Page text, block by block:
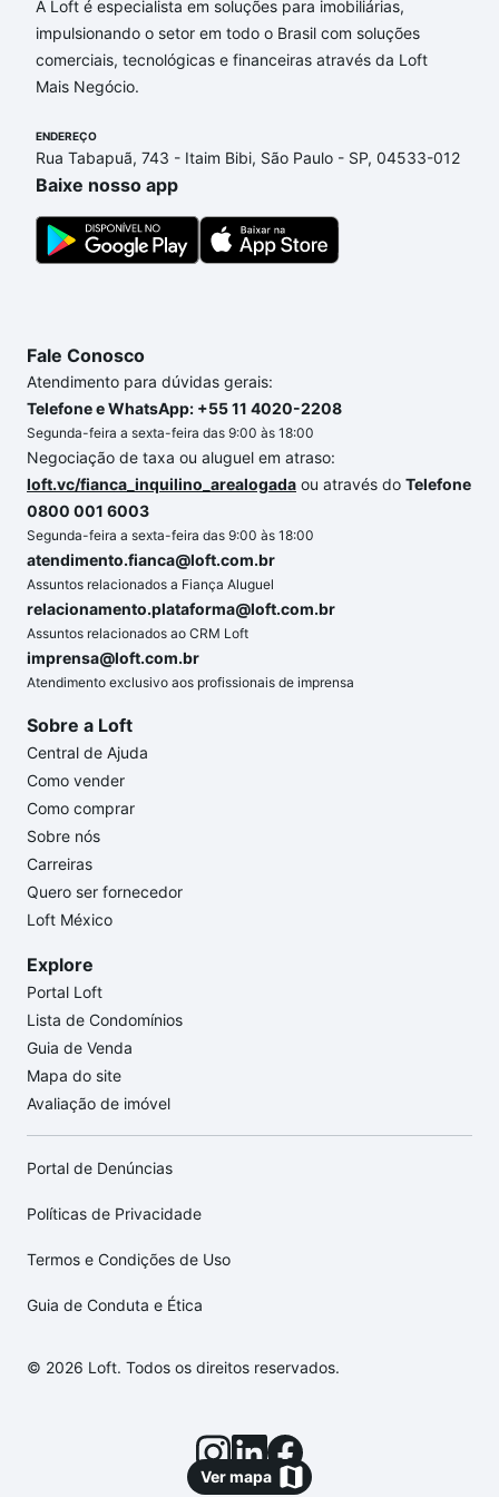
Ver mapa
Aqui na Loft temos a oferta ideal para você, com
Imóveis com 3 banheiros à venda em Jardim Alto da
Cidade Universitária, Campinas, SP que custam a
financiamento imobiliário as parcelas podem se
adequar ao seu orçamento. Se ainda tem alguma
dúvida dos custos envolvidos no processo de
compra, veja em nosso portal quanto custa comprar
um apartamento e conte com a gente para comprar
A Loft é especialista em soluções para imobiliárias,
impulsionando o setor em todo o Brasil com soluções
comerciais, tecnológicas e financeiras através da Loft
Mais Negócio.
ENDEREÇO
Rua Tabapuã, 743 - Itaim Bibi, São Paulo - SP, 04533-012
Baixe nosso app
Fale Conosco
Atendimento para dúvidas gerais:
Telefone e WhatsApp: +55 11 4020-2208
Segunda-feira a sexta-feira das 9:00 às 18:00
Negociação de taxa ou aluguel em atraso:
loft.vc/fianca_inquilino_arealogada ou através do Telefone
0800 001 6003
Segunda-feira a sexta-feira das 9:00 às 18:00
atendimento.fianca@loft.com.br
Assuntos relacionados a Fiança Aluguel
relacionamento.plataforma@loft.com.br
Assuntos relacionados ao CRM Loft
imprensa@loft.com.br
Atendimento exclusivo aos profissionais de imprensa
Sobre a Loft
Central de Ajuda
Como vender
Como comprar
Sobre nós
Carreiras
Quero ser fornecedor
Loft México
Explore
Portal Loft
Lista de Condomínios
Guia de Venda
Mapa do site
Avaliação de imóvel
Portal de Denúncias
Políticas de Privacidade
Termos e Condições de Uso
Guia de Conduta e Ética
© 2026 Loft. Todos os direitos reservados.